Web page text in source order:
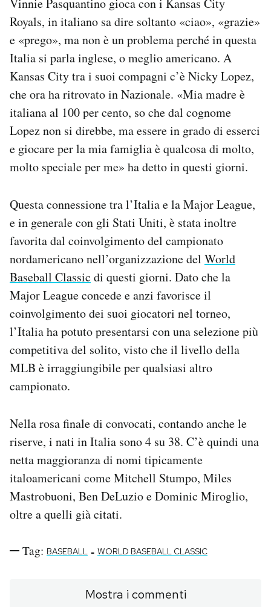
Vinnie Pasquantino gioca con i Kansas City
Royals, in italiano sa dire soltanto «ciao», «grazie»
e «prego», ma non è un problema perché in questa
Italia si parla inglese, o meglio americano. A
Kansas City tra i suoi compagni c’è Nicky Lopez,
che ora ha ritrovato in Nazionale. «Mia madre è
italiana al 100 per cento, so che dal cognome
Lopez non si direbbe, ma essere in grado di esserci
e giocare per la mia famiglia è qualcosa di molto,
molto speciale per me» ha detto in questi giorni.
Questa connessione tra l’Italia e la Major League,
e in generale con gli Stati Uniti, è stata inoltre
favorita dal coinvolgimento del campionato
nordamericano nell’organizzazione del World
Baseball Classic di questi giorni. Dato che la
Major League concede e anzi favorisce il
coinvolgimento dei suoi giocatori nel torneo,
l’Italia ha potuto presentarsi con una selezione più
competitiva del solito, visto che il livello della
MLB è irraggiungibile per qualsiasi altro
campionato.
Nella rosa finale di convocati, contando anche le
riserve, i nati in Italia sono 4 su 38. C’è quindi una
netta maggioranza di nomi tipicamente
italoamericani come Mitchell Stumpo, Miles
Mastrobuoni, Ben DeLuzio e Dominic Miroglio,
oltre a quelli già citati.
Tag: BASEBALL - WORLD BASEBALL CLASSIC
Mostra i commenti